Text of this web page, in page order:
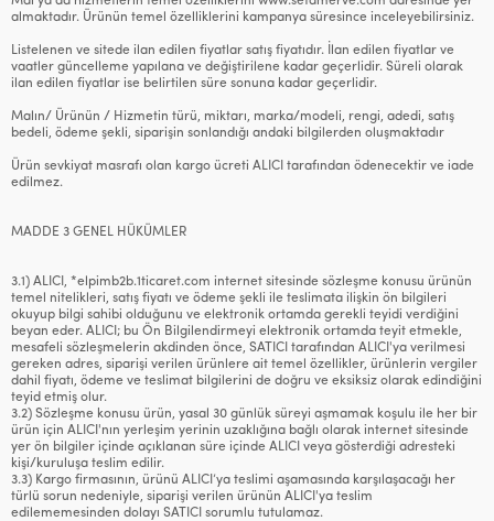
almaktadır. Ürünün temel özelliklerini kampanya süresince inceleyebilirsiniz.
Listelenen ve sitede ilan edilen fiyatlar satış fiyatıdır. İlan edilen fiyatlar ve
vaatler güncelleme yapılana ve değiştirilene kadar geçerlidir. Süreli olarak
ilan edilen fiyatlar ise belirtilen süre sonuna kadar geçerlidir.
Malın/ Ürünün / Hizmetin türü, miktarı, marka/modeli, rengi, adedi, satış
bedeli, ödeme şekli, siparişin sonlandığı andaki bilgilerden oluşmaktadır
Ürün sevkiyat masrafı olan kargo ücreti ALICI tarafından ödenecektir ve iade
edilmez.
MADDE 3 GENEL HÜKÜMLER
3.1) ALICI, *elpimb2b.1ticaret.com internet sitesinde sözleşme konusu ürünün
temel nitelikleri, satış fiyatı ve ödeme şekli ile teslimata ilişkin ön bilgileri
okuyup bilgi sahibi olduğunu ve elektronik ortamda gerekli teyidi verdiğini
beyan eder. ALICI; bu Ön Bilgilendirmeyi elektronik ortamda teyit etmekle,
mesafeli sözleşmelerin akdinden önce, SATICI tarafından ALICI'ya verilmesi
gereken adres, siparişi verilen ürünlere ait temel özellikler, ürünlerin vergiler
dahil fiyatı, ödeme ve teslimat bilgilerini de doğru ve eksiksiz olarak edindiğini
teyid etmiş olur.
3.2) Sözleşme konusu ürün, yasal 30 günlük süreyi aşmamak koşulu ile her bir
ürün için ALICI'nın yerleşim yerinin uzaklığına bağlı olarak internet sitesinde
yer ön bilgiler içinde açıklanan süre içinde ALICI veya gösterdiği adresteki
kişi/kuruluşa teslim edilir.
3.3) Kargo firmasının, ürünü ALICI’ya teslimi aşamasında karşılaşacağı her
türlü sorun nedeniyle, siparişi verilen ürünün ALICI'ya teslim
edilememesinden dolayı SATICI sorumlu tutulamaz.